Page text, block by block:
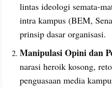
lintas ideologi semata-
intra kampus (BEM,
prinsip dasar organisasi.
Manipulasi Opini dan
narasi heroik kosong,
penguasaan media